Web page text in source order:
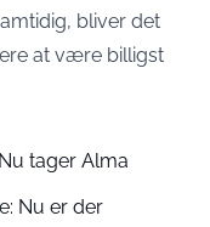
bliver det
at være billigst
tager Alma
Nu er der